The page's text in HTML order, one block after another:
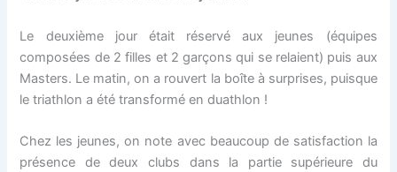
Le deuxième jour était réservé aux jeunes (équipes
composées de 2 filles et 2 garçons qui se relaient) puis aux
Masters. Le matin, on a rouvert la boîte à surprises, puisque
le triathlon a été transformé en duathlon !
Chez les jeunes, on note avec beaucoup de satisfaction la
présence de deux clubs dans la partie supérieure du